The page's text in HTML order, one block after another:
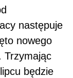
następuje
nowego
Trzymając
będzie